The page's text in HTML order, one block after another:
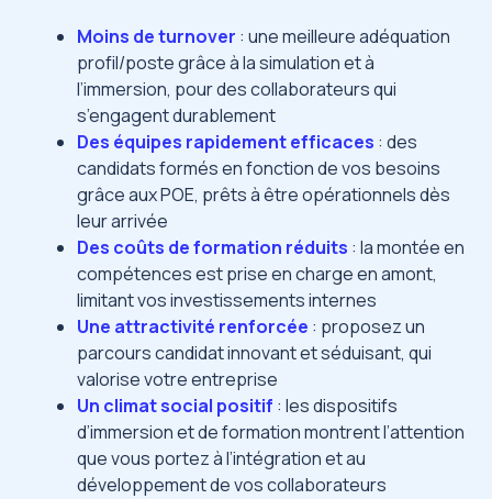
Moins de turnover : une meilleure adéquation
profil/poste grâce à la simulation et à
l’immersion, pour des collaborateurs qui
s’engagent durablement
Des équipes rapidement efficaces : des
candidats formés en fonction de vos besoins
grâce aux POE, prêts à être opérationnels dès
leur arrivée
Des coûts de formation réduits : la montée en
compétences est prise en charge en amont,
limitant vos investissements internes
Une attractivité renforcée : proposez un
parcours candidat innovant et séduisant, qui
valorise votre entreprise
Un climat social positif : les dispositifs
d’immersion et de formation montrent l’attention
que vous portez à l’intégration et au
développement de vos collaborateurs